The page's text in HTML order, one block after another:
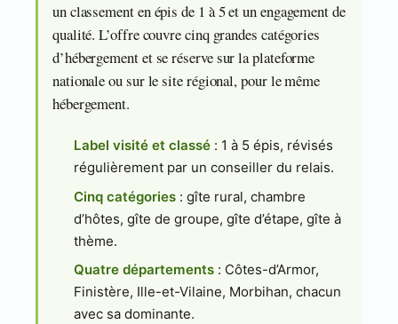
un classement en épis de 1 à 5 et un engagement de
qualité. L’offre couvre cinq grandes catégories
d’hébergement et se réserve sur la plateforme
nationale ou sur le site régional, pour le même
hébergement.
Label visité et classé : 1 à 5 épis, révisés
régulièrement par un conseiller du relais.
Cinq catégories : gîte rural, chambre
d’hôtes, gîte de groupe, gîte d’étape, gîte à
thème.
Quatre départements : Côtes-d’Armor,
Finistère, Ille-et-Vilaine, Morbihan, chacun
avec sa dominante.